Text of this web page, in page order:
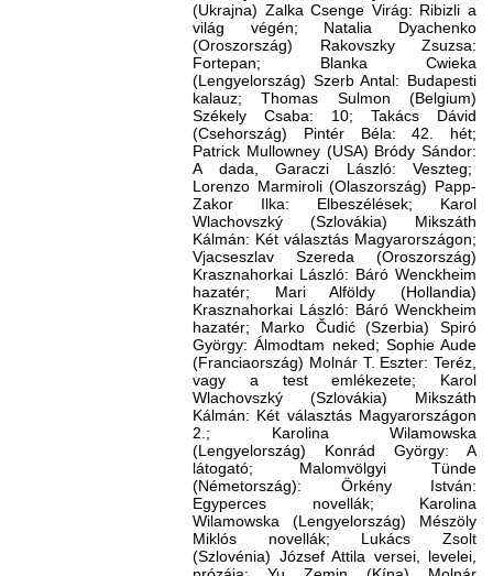
(Ukrajna) Zalka Csenge Virág: Ribizli a
világ végén; Natalia Dyachenko
(Oroszország) Rakovszky Zsuzsa:
Fortepan; Blanka Cwieka
(Lengyelország) Szerb Antal: Budapesti
kalauz; Thomas Sulmon (Belgium)
Székely Csaba: 10; Takács Dávid
(Csehország) Pintér Béla: 42. hét;
Patrick Mullowney (USA) Bródy Sándor:
A dada, Garaczi László: Veszteg;
Lorenzo Marmiroli (Olaszország) Papp-
Zakor Ilka: Elbeszélések; Karol
Wlachovszký (Szlovákia) Mikszáth
Kálmán: Két választás Magyarországon;
Vjacseszlav Szereda (Oroszország)
Krasznahorkai László: Báró Wenckheim
hazatér; Mari Alföldy (Hollandia)
Krasznahorkai László: Báró Wenckheim
hazatér; Marko Čudić (Szerbia) Spiró
György: Álmodtam neked; Sophie Aude
(Franciaország) Molnár T. Eszter: Teréz,
vagy a test emlékezete; Karol
Wlachovszký (Szlovákia) Mikszáth
Kálmán: Két választás Magyarországon
2.; Karolina Wilamowska
(Lengyelország) Konrád György: A
látogató; Malomvölgyi Tünde
(Németország): Örkény István:
Egyperces novellák; Karolina
Wilamowska (Lengyelország) Mészöly
Miklós novellák; Lukács Zsolt
(Szlovénia) József Attila versei, levelei,